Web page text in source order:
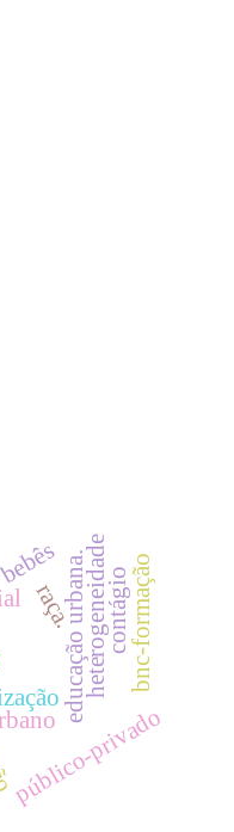
e
d
u
c
a
ç
ã
o
u
r
b
a
n
a
.
raça.heterogeneidade
público-privado
bebês
contágiobnc-formação